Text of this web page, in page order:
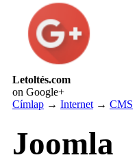
Letoltés.com
on Google+
Címlap → Internet → CMS
Joomla